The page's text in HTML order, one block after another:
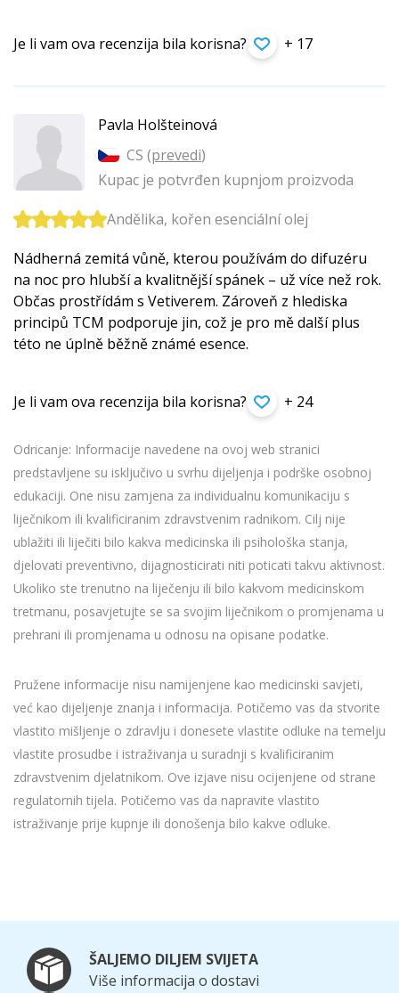
Je li vam ova recenzija bila korisna? + 17
Pavla Holšteinová
CS (prevedi)
Kupac je potvrđen kupnjom proizvoda
Andělika, kořen esenciální olej
Nádherná zemitá vůně, kterou používám do difuzéru
na noc pro hlubší a kvalitnější spánek – už více než rok.
Občas prostřídám s Vetiverem. Zároveň z hlediska
principů TCM podporuje jin, což je pro mě další plus
této ne úplně běžně známé esence.
Je li vam ova recenzija bila korisna? + 24
Odricanje: Informacije navedene na ovoj web stranici
predstavljene su isključivo u svrhu dijeljenja i podrške osobnoj
edukaciji. One nisu zamjena za individualnu komunikaciju s
liječnikom ili kvalificiranim zdravstvenim radnikom. Cilj nije
ublažiti ili liječiti bilo kakva medicinska ili psihološka stanja,
djelovati preventivno, dijagnosticirati niti poticati takvu aktivnost.
Ukoliko ste trenutno na liječenju ili bilo kakvom medicinskom
tretmanu, posavjetujte se sa svojim liječnikom o promjenama u
prehrani ili promjenama u odnosu na opisane podatke.
Pružene informacije nisu namijenjene kao medicinski savjeti,
već kao dijeljenje znanja i informacija. Potičemo vas da stvorite
vlastito mišljenje o zdravlju i donesete vlastite odluke na temelju
vlastite prosudbe i istraživanja u suradnji s kvalificiranim
zdravstvenim djelatnikom. Ove izjave nisu ocijenjene od strane
regulatornih tijela. Potičemo vas da napravite vlastito
istraživanje prije kupnje ili donošenja bilo kakve odluke.
ŠALJEMO DILJEM SVIJETA
Više informacija o dostavi